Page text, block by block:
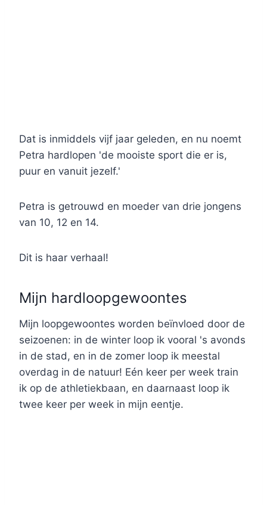
Dat is inmiddels vijf jaar geleden, en nu noemt
Petra hardlopen 'de mooiste sport die er is,
puur en vanuit jezelf.'
Petra is getrouwd en moeder van drie jongens
van 10, 12 en 14.
Dit is haar verhaal!
Mijn hardloopgewoontes
Mijn loopgewoontes worden beïnvloed door de
seizoenen: in de winter loop ik vooral 's avonds
in de stad, en in de zomer loop ik meestal
overdag in de natuur! Eén keer per week train
ik op de athletiekbaan, en daarnaast loop ik
twee keer per week in mijn eentje.